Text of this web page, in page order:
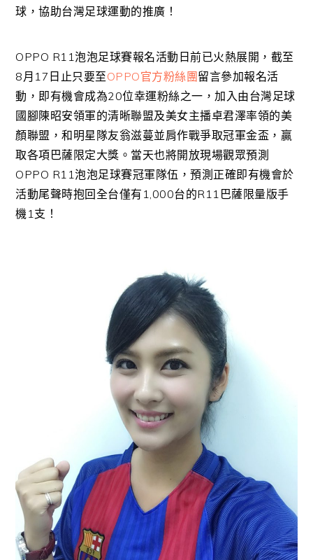
球，協助台灣足球運動的推廣！
OPPO R11泡泡足球賽報名活動日前已火熱展開，截至
8月17日止只要至OPPO官方粉絲團留言參加報名活
動，即有機會成為20位幸運粉絲之一，加入由台灣足球
國腳陳昭安領軍的清晰聯盟及美女主播卓君澤率領的美
顏聯盟，和明星隊友翁滋蔓並肩作戰爭取冠軍金盃，贏
取各項巴薩限定大獎。當天也將開放現場觀眾預測
OPPO R11泡泡足球賽冠軍隊伍，預測正確即有機會於
活動尾聲時抱回全台僅有1,000台的R11巴薩限量版手
機1支！